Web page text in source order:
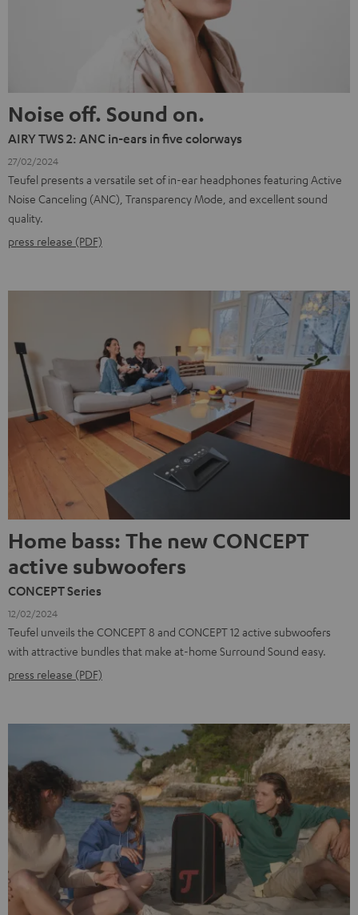
Noise off. Sound on.
AIRY TWS 2: ANC in-ears in five colorways
27/02/2024
Teufel presents a versatile set of in-ear headphones featuring Active
Noise Canceling (ANC), Transparency Mode, and excellent sound
quality.
press release (PDF)
Home bass: The new CONCEPT
active subwoofers
CONCEPT Series
12/02/2024
Teufel unveils the CONCEPT 8 and CONCEPT 12 active subwoofers
with attractive bundles that make at-home Surround Sound easy.
press release (PDF)